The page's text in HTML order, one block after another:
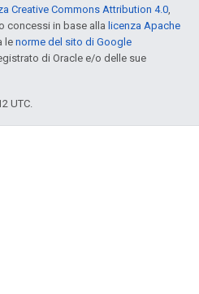
Creative Commons Attribution 4.0,
concessi in base alla licenza Apache
le norme del sito di Google
di Oracle e/o delle sue
UTC.